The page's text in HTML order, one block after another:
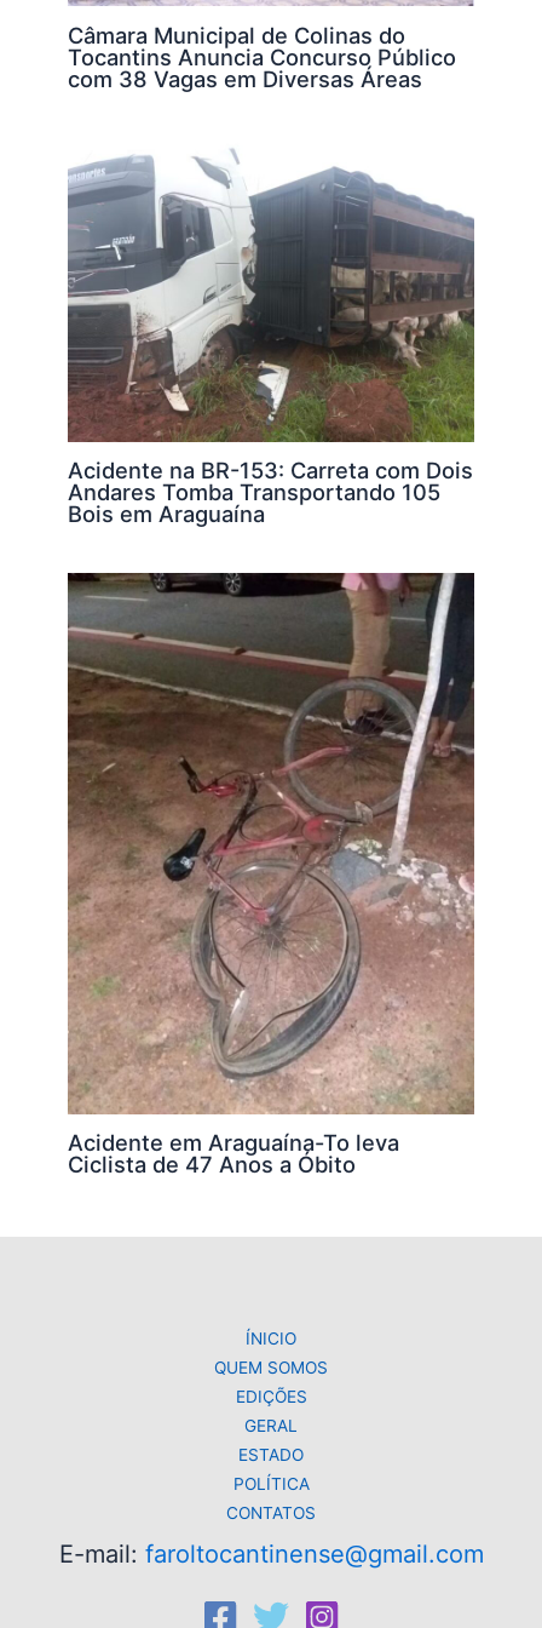
Câmara Municipal de Colinas do
Tocantins Anuncia Concurso Público
com 38 Vagas em Diversas Áreas
Acidente na BR-153: Carreta com Dois
Andares Tomba Transportando 105
Bois em Araguaína
Acidente em Araguaína-To leva
Ciclista de 47 Anos a Óbito
ÍNICIO
QUEM SOMOS
EDIÇÕES
GERAL
ESTADO
POLÍTICA
CONTATOS
E-mail: faroltocantinense@gmail.com